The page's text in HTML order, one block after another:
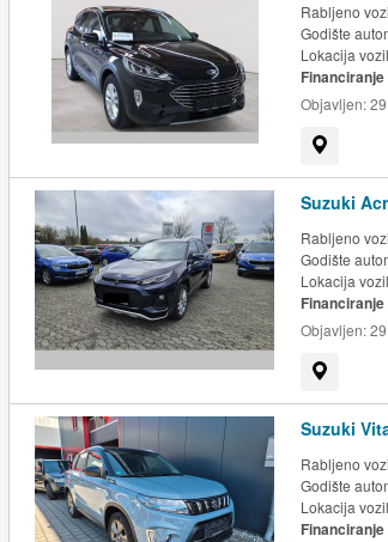
Rabljeno
Godište
Lokacija
Objavljen:
Suzuki
Rabljeno
Godište
Lokacija
Objavljen:
Suzuki
Rabljeno
Godište
Lokacija